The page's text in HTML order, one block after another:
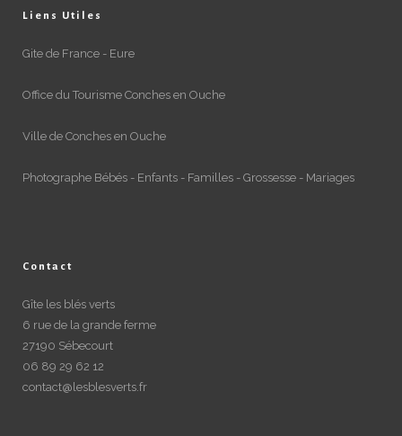
Liens Utiles
Gite de France - Eure
Office du Tourisme Conches en Ouche
Ville de Conches en Ouche
Photographe Bébés - Enfants - Familles - Grossesse - Mariages
Contact
Gîte les blés verts
6 rue de la grande ferme
27190 Sébecourt
06 89 29 62 12
contact@lesblesverts.fr